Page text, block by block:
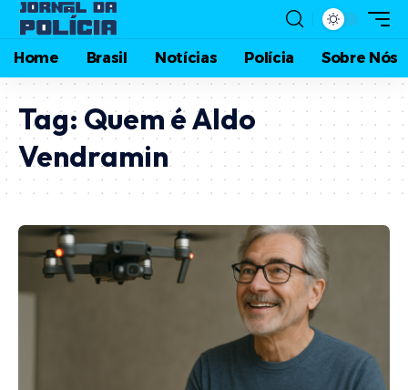
Home Brasil Notícias Polícia Sobre Nós
Tag: Quem é Aldo
Vendramin